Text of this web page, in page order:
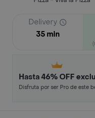
Delivery
35 min
Hasta 46% OFF
Disfruta por ser Pro de este